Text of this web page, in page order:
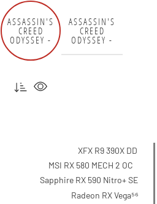
ASSASSIN'S
CREED
ODYSSEY -
ASSASSIN'S
CREED
ODYSSEY -
XFX R9 390X DD
MSI RX 580 MECH 2 OC
Sapphire RX 590 Nitro+ SE
Radeon RX Vega⁵⁶